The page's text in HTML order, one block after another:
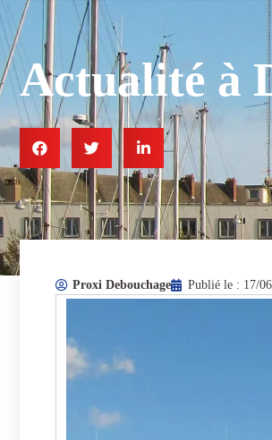
Actualité à
Proxi Debouchage Publié le : 17/